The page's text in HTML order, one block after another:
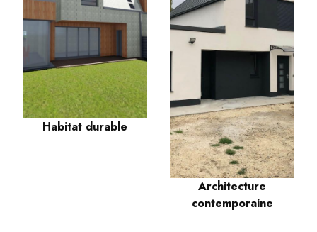
Habitat durable
Architecture
contemporaine